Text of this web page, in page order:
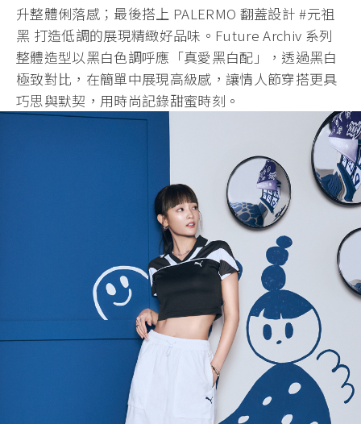
升整體俐落感；最後搭上 PALERMO 翻蓋設計 #元祖
黑 打造低調的展現精緻好品味。Future Archiv 系列
整體造型以黑白色調呼應「真愛黑白配」，透過黑白
極致對比，在簡單中展現高級感，讓情人節穿搭更具
巧思與默契，用時尚記錄甜蜜時刻。